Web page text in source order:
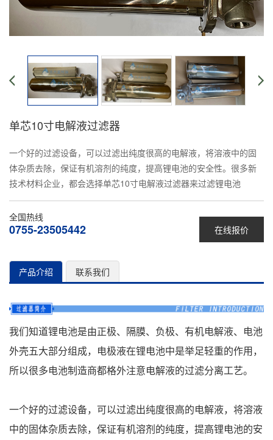
单芯10寸电解液过滤器
一个好的过滤设备，可以过滤出纯度很高的电解液，将溶液中的固
体杂质去除，保证有机溶剂的纯度，提高锂电池的安全性。很多新
技术材料企业，都会选择单芯10寸电解液过滤器来过滤锂电池
在线报价
全国热线
0755-23505442
产品介绍 联系我们
我们知道锂电池是由正极、隔膜、负极、有机电解液、电池
外壳五大部分组成，电极液在锂电池中是举足轻重的作用，
所以很多电池制造商都格外注意电解液的过滤分离工艺。
一个好的过滤设备，可以过滤出纯度很高的电解液，将溶液
中的固体杂质去除，保证有机溶剂的纯度，提高锂电池的安